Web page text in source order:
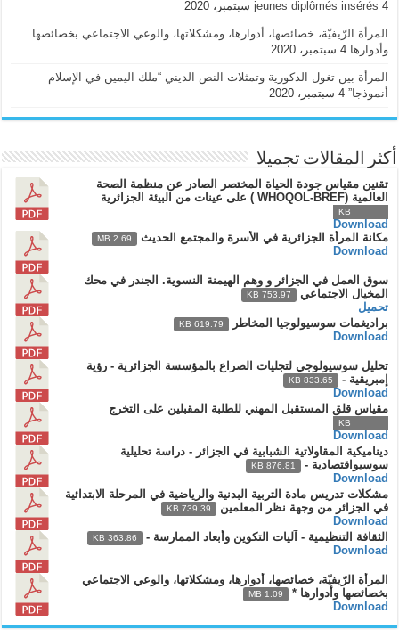
jeunes diplômés insérés 4 سبتمبر، 2020
المرأة الرّيفيّة، خصائصها، أدوارها، ومشكلاتها، والوعي الاجتماعي بخصائصها
وأدوارها 4 سبتمبر، 2020
المرأة بين تغول الذكورية وتمثلات النص الديني “ملك اليمين في الإسلام
أنموذجا” 4 سبتمبر، 2020
أكثر المقالات تجميلا
تقنين مقياس جودة الحياة المختصر الصادر عن منظمة الصحة
العالمية (WHOQOL-BREF ) على عينات من البيئة الجزائرية
Download
مكانة المرأة الجزائرية في الأسرة والمجتمع الحديث
2.69 MB
Download
سوق العمل في الجزائر و وهم الهيمنة النسوية. الجندر في محك
المخيال الاجتماعي
753.97 KB
تحميل
براديغمات سوسيولوجيا المخاطر
619.79 KB
Download
تحليل سوسيولوجي لتجليات الصراع بالمؤسسة الجزائرية - رؤية
إمبريقية -
833.65 KB
Download
مقياس قلق المستقبل المهني للطلبة المقبلين على التخرج
Download
ديناميكية المقاولاتية الشبابية في الجزائر - دراسة تحليلية
سوسيواقتصادية -
876.81 KB
Download
مشكلات تدريس مادة التربية البدنية والرياضية في المرحلة الابتدائية
في الجزائر من وجهة نظر المعلمين
739.39 KB
Download
الثقافة التنظيمية - آليات التكوين وأبعاد الممارسة -
363.86 KB
Download
المرأة الرّيفيّة، خصائصها، أدوارها، ومشكلاتها، والوعي الاجتماعي
بخصائصها وأدوارها *
1.09 MB
Download